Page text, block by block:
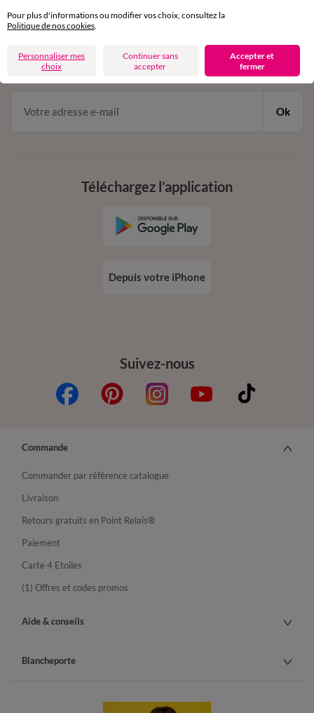
11€ Offerts
en vous inscrivant à la newsletter
dès 20€ d’achat
conditions dans votre email de confirmation
Ok
Suivez-nous
Téléchargez l’application
Depuis votre iPhone
Commande
Commander par référence catalogue
Livraison
Retours gratuits en Point Relais®
Paiement
Carte 4 Etoiles
(1) Offres et codes promos
Aide & conseils
Blancheporte
Pour plus d'informations ou modifier vos choix, consultez la
Politique de nos cookies.
Personnaliser mes
choix
Continuer sans
accepter
Accepter et
fermer